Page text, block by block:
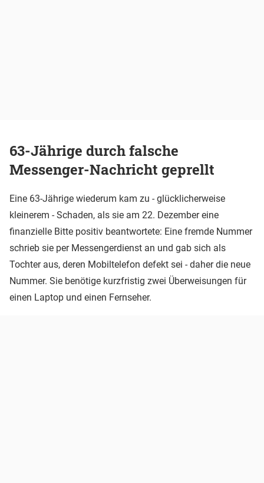
63-Jährige durch falsche
Messenger-Nachricht geprellt
Eine 63-Jährige wiederum kam zu - glücklicherweise
kleinerem - Schaden, als sie am 22. Dezember eine
finanzielle Bitte positiv beantwortete: Eine fremde Nummer
schrieb sie per Messengerdienst an und gab sich als
Tochter aus, deren Mobiltelefon defekt sei - daher die neue
Nummer. Sie benötige kurzfristig zwei Überweisungen für
einen Laptop und einen Fernseher.